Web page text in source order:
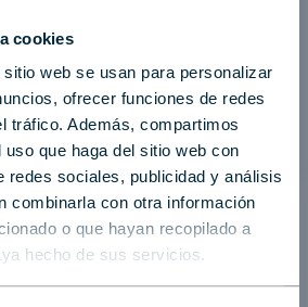
cookies
web se usan para personalizar
ofrecer funciones de redes
tráfico. Además, compartimos
que haga del sitio web con
redes sociales, publicidad y análisis
combinarla con otra información
o que hayan recopilado a
hecho de sus servicios.
tu